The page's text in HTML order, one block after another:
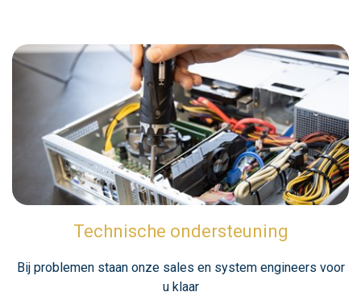
Technische ondersteuning
Bij problemen staan onze sales en system engineers voor
u klaar